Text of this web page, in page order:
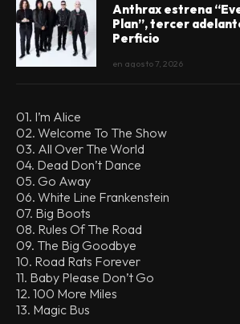
Anthrax estrena
Plan”, tercer
Perficio
en agosto 7, 2026
01. I’m Alice
02. Welcome To The Show
03. All Over The World
04. Dead Don’t Dance
05. Go Away
06. White Line Frankenstein
07. Big Boots
08. Rules Of The Road
09. The Big Goodbye
10. Road Rats Forever
11. Baby Please Don’t Go
12. 100 More Miles
13. Magic Bus